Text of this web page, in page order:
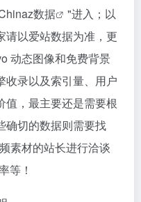
数据
"进入；以
请以爱站数据为准，更
动态图像和免费背景
收录以及索引量、用户
值，最主要还是需要根
确切的数据则需要找
素材的站长进行洽谈
等！